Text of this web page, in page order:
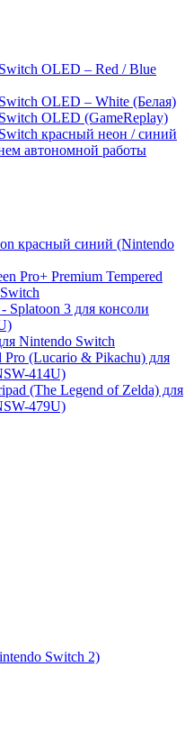
OLED – Red / Blue
OLED – White (Белая)
OLED (GameReplay)
красный неон / синий
автономной работы
красный синий (Nintendo
Pro+ Premium Tempered
Splatoon 3 для консоли
Nintendo Switch
(Lucario & Pikachu) для
414U)
(The Legend of Zelda) для
479U)
Switch 2)